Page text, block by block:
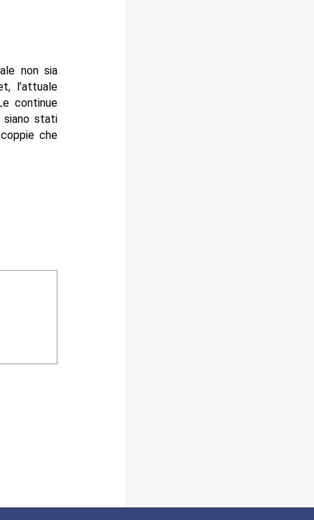
non sia
l’attuale
continue
siano stati
che